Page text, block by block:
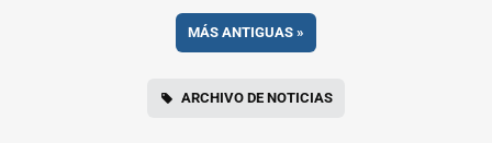
MÁS ANTIGUAS »
ARCHIVO DE NOTICIAS